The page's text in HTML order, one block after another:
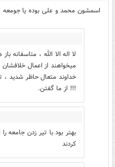
اسمشون محمد و علی بوده یا جومعه
لا اله الا الله ، متاسفانه
میخواهند از اعمال
خداوند متعال حاظر شدید ،
!!! از ما گفتن.
بهتر بود با تیر زدن جامعه
کردند